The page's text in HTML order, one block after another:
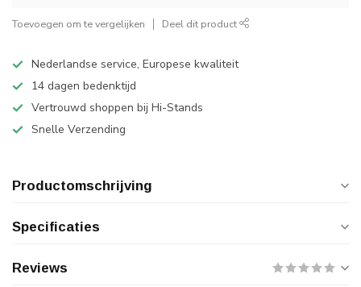
Toevoegen om te vergelijken Deel dit product
Nederlandse service, Europese kwaliteit
14 dagen bedenktijd
Vertrouwd shoppen bij Hi-Stands
Snelle Verzending
Productomschrijving
Specificaties
Reviews